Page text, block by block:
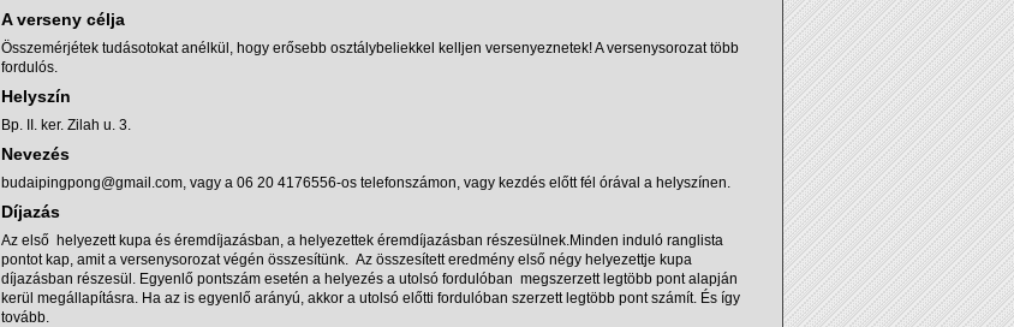
A verseny célja
Összemérjétek tudásotokat anélkül, hogy erősebb osztálybeliekkel kelljen versenyeznetek! A versenysorozat több
fordulós.
Helyszín
Bp. II. ker. Zilah u. 3.
Nevezés
budaipingpong@gmail.com, vagy a 06 20 4176556-os telefonszámon, vagy kezdés előtt fél órával a helyszínen.
Díjazás
Az első helyezett kupa és éremdíjazásban, a helyezettek éremdíjazásban részesülnek.Minden induló ranglista
pontot kap, amit a versenysorozat végén összesítünk. Az összesített eredmény első négy helyezettje kupa
díjazásban részesül. Egyenlő pontszám esetén a helyezés a utolsó fordulóban megszerzett legtöbb pont alapján
kerül megállapításra. Ha az is egyenlő arányú, akkor a utolsó előtti fordulóban szerzett legtöbb pont számít. És így
tovább.